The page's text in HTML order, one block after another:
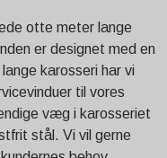
otte meter lange
er designet med en
karosseri har vi
til vores
væg i karosseriet
stål. Vi vil gerne